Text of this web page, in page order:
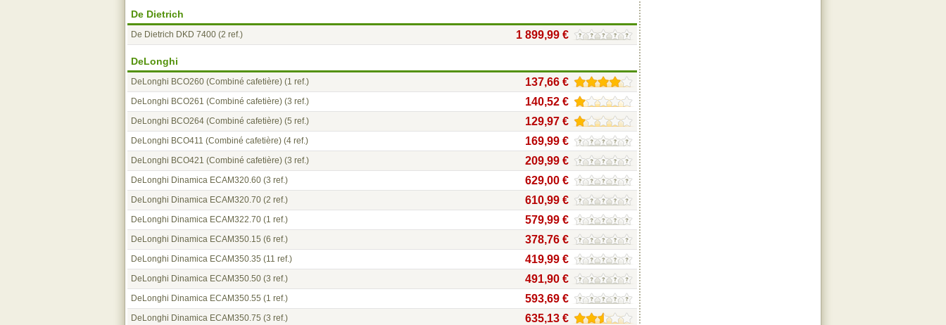
De Dietrich
De Dietrich DKD 7400 (2 ref.) 1 899,99 €
DeLonghi
DeLonghi BCO260 (Combiné cafetière) (1 ref.) 137,66 €
DeLonghi BCO261 (Combiné cafetière) (3 ref.) 140,52 €
DeLonghi BCO264 (Combiné cafetière) (5 ref.) 129,97 €
DeLonghi BCO411 (Combiné cafetière) (4 ref.) 169,99 €
DeLonghi BCO421 (Combiné cafetière) (3 ref.) 209,99 €
DeLonghi Dinamica ECAM320.60 (3 ref.) 629,00 €
DeLonghi Dinamica ECAM320.70 (2 ref.) 610,99 €
DeLonghi Dinamica ECAM322.70 (1 ref.) 579,99 €
DeLonghi Dinamica ECAM350.15 (6 ref.) 378,76 €
DeLonghi Dinamica ECAM350.35 (11 ref.) 419,99 €
DeLonghi Dinamica ECAM350.50 (3 ref.) 491,90 €
DeLonghi Dinamica ECAM350.55 (1 ref.) 593,69 €
DeLonghi Dinamica ECAM350.75 (3 ref.) 635,13 €